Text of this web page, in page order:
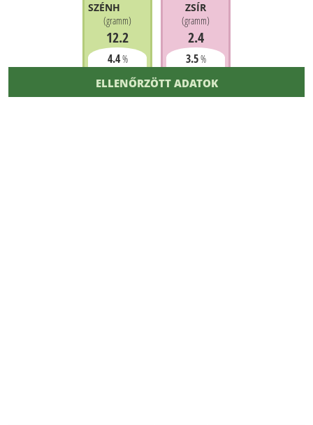
SZÉNHIDRÁT
(gramm)
12.2
4.4%
ZSÍR
(gramm)
2.4
3.5%
ELLENŐRZÖTT ADATOK